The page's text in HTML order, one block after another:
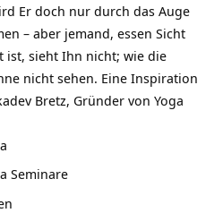
Er doch nur durch das Auge
– aber jemand, essen Sicht
sieht Ihn nicht; wie die
nicht sehen. Eine Inspiration
Bretz, Gründer von Yoga
Seminare